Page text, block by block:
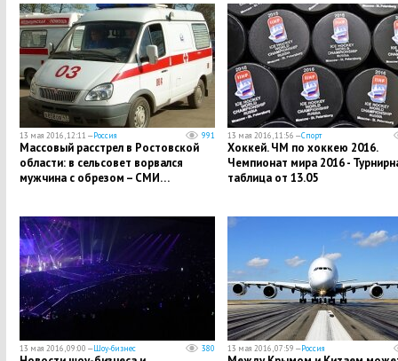
13 мая 2016, 12:11 —Россия 991
Массовый расстрел в Ростовской
области: в сельсовет ворвался
мужчина с обрезом – СМИ…
13 мая 2016, 11:56 —Спорт
Хоккей. ЧМ по хоккею 2016.
Чемпионат мира 2016 -
таблица от 13.05
13 мая 2016, 09:00 —Шоу-бизнес 380 13 мая 2016, 07:59 —Россия